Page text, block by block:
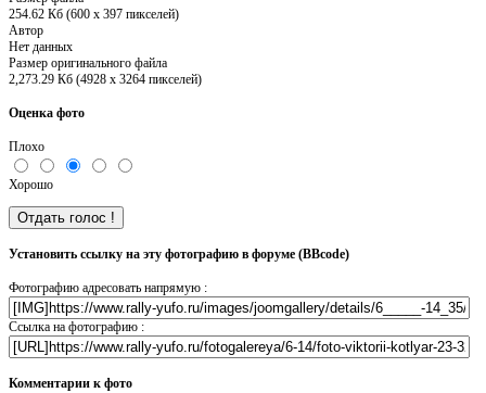
254.62 Кб (600 x 397 пикселей)
Автор
Нет данных
Размер оригинального файла
2,273.29 Кб (4928 x 3264 пикселей)
Оценка фото
Плохо
Хорошо
Установить ссылку на эту фотографию в форуме (BBcode)
Фотографию адресовать напрямую :
Ссылка на фотографию :
Комментарии к фото